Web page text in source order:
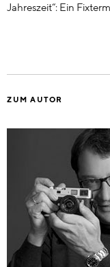
Jahreszeit“: Ein
ZUM AUTOR